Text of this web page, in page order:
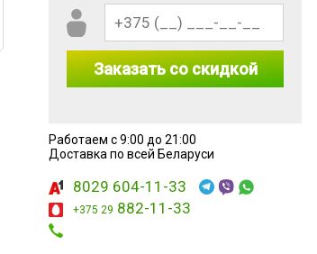
Заказать со скидкой
Работаем с 9:00 до 21:00
Доставка по всей Беларуси
8029 604-11-33
+375 29 882-11-33